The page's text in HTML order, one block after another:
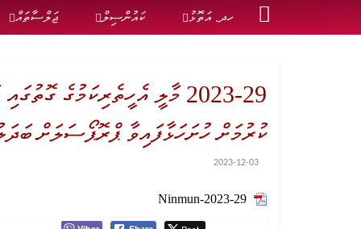
ހދ. އަތޮޅު ކައުންސިލް ޖަލްސާތައް
2023-29 މާލީ
ކުރުމަށް ހުށަހަޅާފައިވާ ޕްރޮޕޯސަލަށް
2023-12-03
Ninmun-2023-29